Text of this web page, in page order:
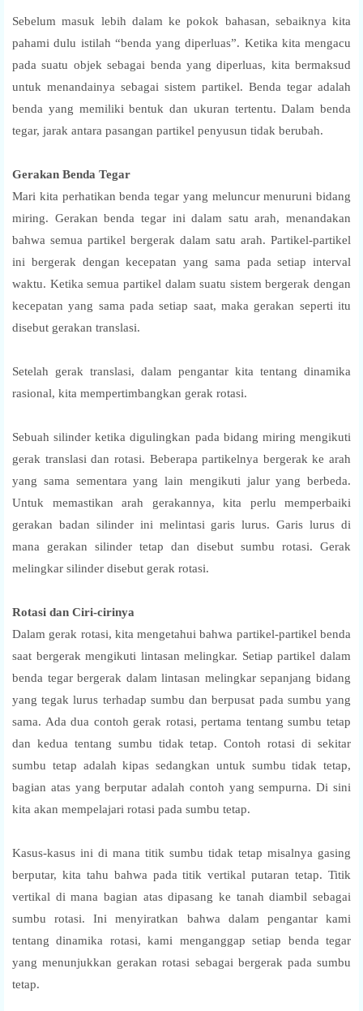
Sebelum masuk lebih dalam ke pokok bahasan, sebaiknya kita
pahami dulu istilah “benda yang diperluas”. Ketika kita mengacu
pada suatu objek sebagai benda yang diperluas, kita bermaksud
untuk menandainya sebagai sistem partikel. Benda tegar adalah
benda yang memiliki bentuk dan ukuran tertentu. Dalam benda
tegar, jarak antara pasangan partikel penyusun tidak berubah.
Gerakan Benda Tegar
Mari kita perhatikan benda tegar yang meluncur menuruni bidang
miring. Gerakan benda tegar ini dalam satu arah, menandakan
bahwa semua partikel bergerak dalam satu arah. Partikel-partikel
ini bergerak dengan kecepatan yang sama pada setiap interval
waktu. Ketika semua partikel dalam suatu sistem bergerak dengan
kecepatan yang sama pada setiap saat, maka gerakan seperti itu
disebut gerakan translasi.
Setelah gerak translasi, dalam pengantar kita tentang dinamika
rasional, kita mempertimbangkan gerak rotasi.
Sebuah silinder ketika digulingkan pada bidang miring mengikuti
gerak translasi dan rotasi. Beberapa partikelnya bergerak ke arah
yang sama sementara yang lain mengikuti jalur yang berbeda.
Untuk memastikan arah gerakannya, kita perlu memperbaiki
gerakan badan silinder ini melintasi garis lurus. Garis lurus di
mana gerakan silinder tetap dan disebut sumbu rotasi. Gerak
melingkar silinder disebut gerak rotasi.
Rotasi dan Ciri-cirinya
Dalam gerak rotasi, kita mengetahui bahwa partikel-partikel benda
saat bergerak mengikuti lintasan melingkar. Setiap partikel dalam
benda tegar bergerak dalam lintasan melingkar sepanjang bidang
yang tegak lurus terhadap sumbu dan berpusat pada sumbu yang
sama. Ada dua contoh gerak rotasi, pertama tentang sumbu tetap
dan kedua tentang sumbu tidak tetap. Contoh rotasi di sekitar
sumbu tetap adalah kipas sedangkan untuk sumbu tidak tetap,
bagian atas yang berputar adalah contoh yang sempurna. Di sini
kita akan mempelajari rotasi pada sumbu tetap.
Kasus-kasus ini di mana titik sumbu tidak tetap misalnya gasing
berputar, kita tahu bahwa pada titik vertikal putaran tetap. Titik
vertikal di mana bagian atas dipasang ke tanah diambil sebagai
sumbu rotasi. Ini menyiratkan bahwa dalam pengantar kami
tentang dinamika rotasi, kami menganggap setiap benda tegar
yang menunjukkan gerakan rotasi sebagai bergerak pada sumbu
tetap.